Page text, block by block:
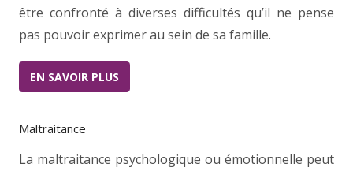
être confronté à diverses difficultés qu’il ne pense
pas pouvoir exprimer au sein de sa famille.
EN SAVOIR PLUS
Maltraitance
La maltraitance psychologique ou émotionnelle peut